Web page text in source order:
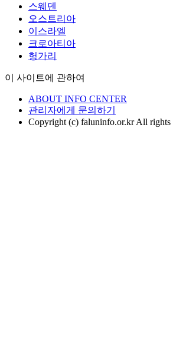
스웨덴
오스트리아
이스라엘
크로아티아
헝가리
이 사이트에 관하여
ABOUT INFO CENTER
관리자에게 문의하기
Copyright (c) faluninfo.or.kr All rights